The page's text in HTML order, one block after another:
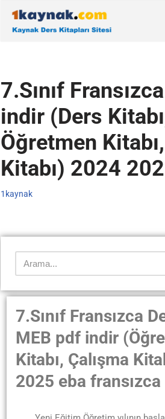
İçeriğe
7.Sınıf
indir (Ders
Öğretmen
Kitabı) 2024
1kaynak
7.Sınıf Fransızca
MEB pdf indir
Kitabı, Çalışma
2025 eba fransızca